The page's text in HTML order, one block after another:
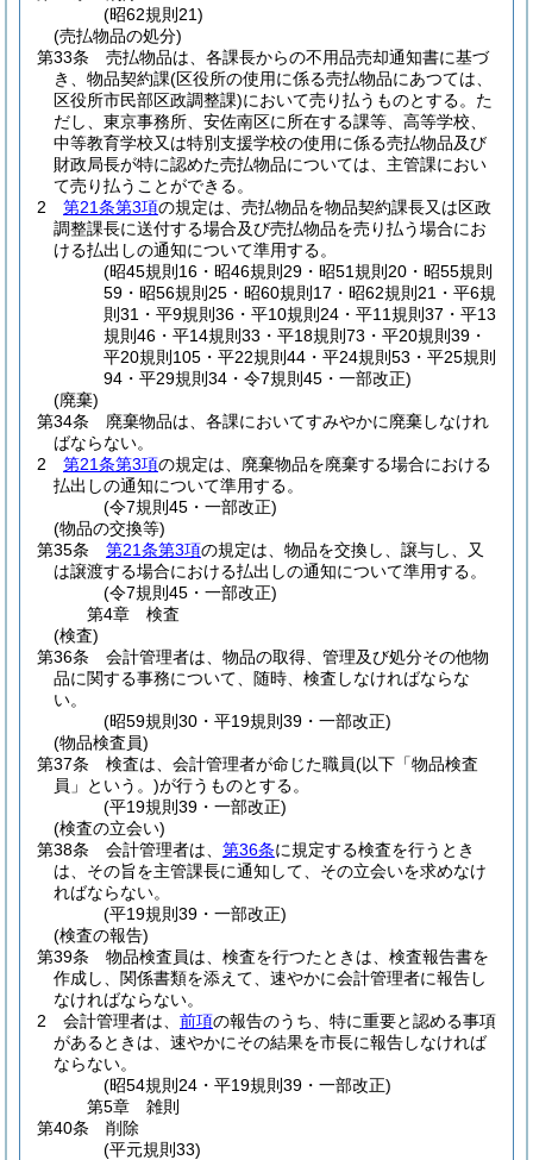
(昭62規則21)
(売払物品の処分)
第33条
売払物品は、各課長からの不用品売却通知書に基づ
き、物品契約課(区役所の使用に係る売払物品にあつては、
区役所市民部区政調整課)において売り払うものとする。 た
だし、東京事務所、安佐南区に所在する課等、高等学校、
中等教育学校又は特別支援学校の使用に係る売払物品及び
財政局長が特に認めた売払物品については、主管課におい
て売り払うことができる。
2
第21条第3項の規定は、売払物品を物品契約課長又は区政
調整課長に送付する場合及び売払物品を売り払う場合にお
ける払出しの通知について準用する。
(昭45規則16・昭46規則29・昭51規則20・昭55規則
59・昭56規則25・昭60規則17・昭62規則21・平6規
則31・平9規則36・平10規則24・平11規則37・平13
規則46・平14規則33・平18規則73・平20規則39・
平20規則105・平22規則44・平24規則53・平25規則
94・平29規則34・令7規則45・一部改正)
(廃棄)
第34条
廃棄物品は、各課においてすみやかに廃棄しなけれ
ばならない。
2
第21条第3項の規定は、廃棄物品を廃棄する場合における
払出しの通知について準用する。
(令7規則45・一部改正)
(物品の交換等)
第35条
第21条第3項の規定は、物品を交換し、譲与し、又
は譲渡する場合における払出しの通知について準用する。
(令7規則45・一部改正)
第4章
検査
(検査)
第36条
会計管理者は、物品の取得、管理及び処分その他物
品に関する事務について、随時、検査しなければならな
い。
(昭59規則30・平19規則39・一部改正)
(物品検査員)
第37条
検査は、会計管理者が命じた職員(以下「物品検査
員」という。)が行うものとする。
(平19規則39・一部改正)
(検査の立会い)
第38条
会計管理者は、 第36条に規定する検査を行うとき
は、その旨を主管課長に通知して、その立会いを求めなけ
ればならない。
(平19規則39・一部改正)
(検査の報告)
第39条
物品検査員は、検査を行つたときは、検査報告書を
作成し、関係書類を添えて、速やかに会計管理者に報告し
なければならない。
2
会計管理者は、 前項の報告のうち、特に重要と認める事項
があるときは、速やかにその結果を市長に報告しなければ
ならない。
(昭54規則24・平19規則39・一部改正)
第5章
雑則
第40条
削除
(平元規則33)